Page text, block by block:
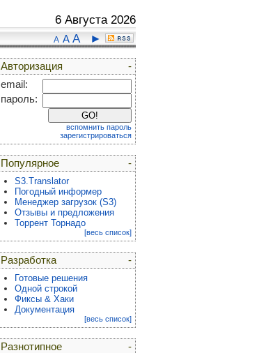
6 Августа 2026
A A A ►
-
Авторизация
email:
пароль:
вспомнить пароль
зарегистрироваться
-
Популярное
S3.Translator
Погодный информер
Менеджер загрузок (S3)
Отзывы и предложения
Торрент Торнадо
[весь список]
-
Разработка
Готовые решения
Одной строкой
Фиксы & Хаки
Документация
[весь список]
-
Разнотипное